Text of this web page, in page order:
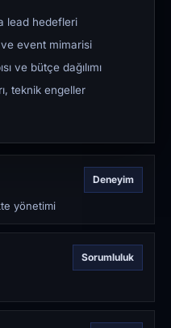
lead hedefleri
event mimarisi
ve bütçe dağılımı
teknik engeller
Deneyim
yönetimi
Sorumluluk